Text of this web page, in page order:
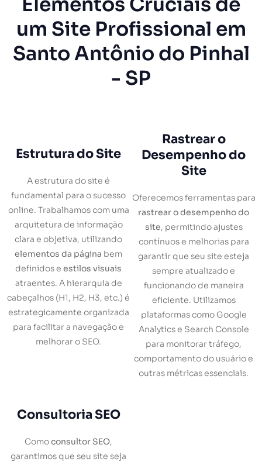
um Site Profissional em
Santo Antônio do Pinhal
- SP
Estrutura do Site
A estrutura do site é
fundamental para o sucesso
online. Trabalhamos com uma
arquitetura de informação
clara e objetiva, utilizando
elementos da página bem
definidos e estilos visuais
atraentes. A hierarquia de
cabeçalhos (H1, H2, H3, etc.) é
estrategicamente organizada
para facilitar a navegação e
melhorar o SEO.
Rastrear o
Desempenho do
Site
Oferecemos ferramentas para
rastrear o desempenho do
site, permitindo ajustes
contínuos e melhorias para
garantir que seu site esteja
sempre atualizado e
funcionando de maneira
eficiente. Utilizamos
plataformas como Google
Analytics e Search Console
para monitorar tráfego,
comportamento do usuário e
outras métricas essenciais.
Consultoria SEO
Comoconsultor SEO,
garantimos que seu site seja